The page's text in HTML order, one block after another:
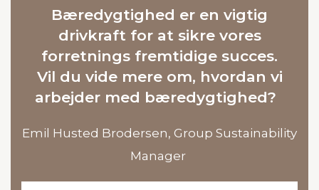
Bæredygtighed er en vigtig
drivkraft for at sikre vores
forretnings fremtidige succes.
Vil du vide mere om, hvordan vi
arbejder med bæredygtighed?
Emil Husted Brodersen, Group Sustainability
Manager